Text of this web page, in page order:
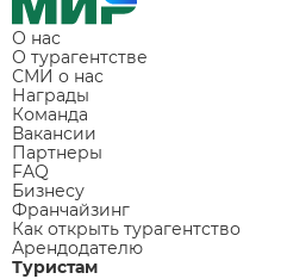
О нас
О турагентстве
СМИ о нас
Награды
Команда
Вакансии
Партнеры
FAQ
Бизнесу
Франчайзинг
Как открыть турагентство
Арендодателю
Туристам